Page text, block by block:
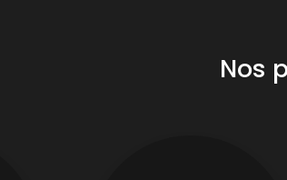
Nos